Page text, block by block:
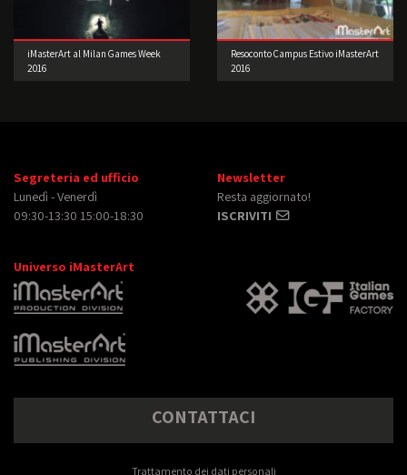
iMasterArt al Milan Games Week
2016
Resoconto Campus Estivo iMasterArt
2016
Segreteria ed ufficio
Lunedì - Venerdì
09:30-13:30 15:00-18:30
Newsletter
Resta aggiornato!
ISCRIVITI
Universo iMasterArt
CONTATTACI
Trattamento dei dati personali